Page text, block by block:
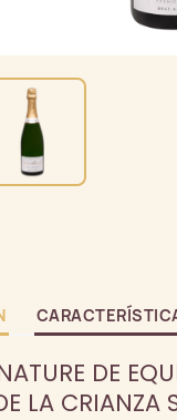
DE
LA CRIANZA